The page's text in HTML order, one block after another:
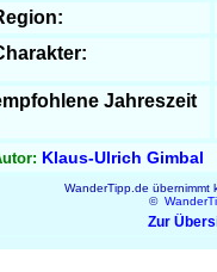
Jahreszeit
Klaus-Ulrich Gimbal
WanderTipp.de übernimmt
©
Zur